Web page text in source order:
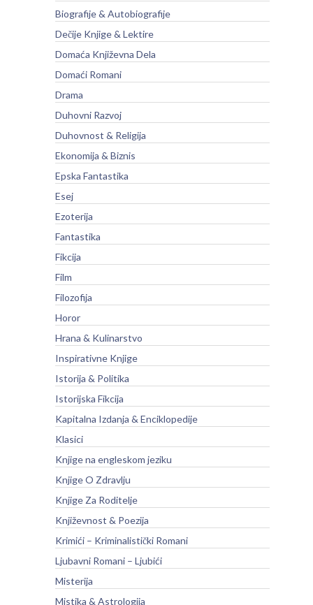
Biografije & Autobiografije
Dečije Knjige & Lektire
Domaća Književna Dela
Domaći Romani
Drama
Duhovni Razvoj
Duhovnost & Religija
Ekonomija & Biznis
Epska Fantastika
Esej
Ezoterija
Fantastika
Fikcija
Film
Filozofija
Horor
Hrana & Kulinarstvo
Inspirativne Knjige
Istorija & Politika
Istorijska Fikcija
Kapitalna Izdanja & Enciklopedije
Klasici
Knjige na engleskom jeziku
Knjige O Zdravlju
Knjige Za Roditelje
Književnost & Poezija
Krimići – Kriminalistički Romani
Ljubavni Romani – Ljubići
Misterija
Mistika & Astrologija